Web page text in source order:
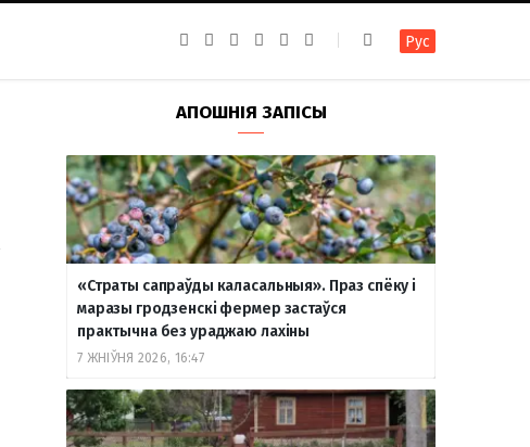
b
o
k
a
g
a
m
g
r
a
m
u
b
т
а
т
е
Рус
АПОШНІЯ ЗАПІСЫ
«Страты сапраўды каласальныя». Праз спёку і
маразы гродзенскі фермер застаўся
практычна без ураджаю лахіны
7 ЖНІЎНЯ 2026, 16:47